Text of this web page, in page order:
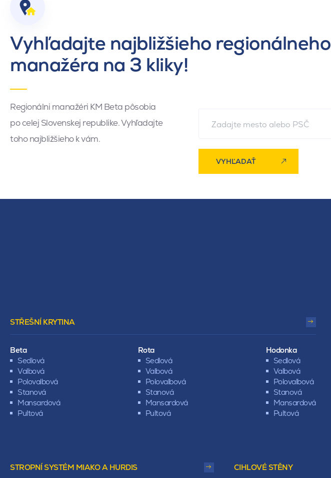
Vyhľadajte najbližšieho regionálneho
manažéra na 3 kliky!
Regionálni manažéri KM Beta pôsobia
po celej Slovenskej republike. Vyhľadajte
toho najbližšieho k vám.
VYHĽADAŤ
STŘEŠNÍ KRYTINA
Beta
Sedlová
Valbová
Polovalbová
Stanová
Mansardová
Pultová
Rota
Sedlová
Valbová
Polovalbová
Stanová
Mansardová
Pultová
Hodonka
Sedlová
Valbová
Polovalbová
Stanová
Mansardová
Pultová
STROPNÍ SYSTÉM MIAKO A HURDIS CIHLOVÉ STĚNY